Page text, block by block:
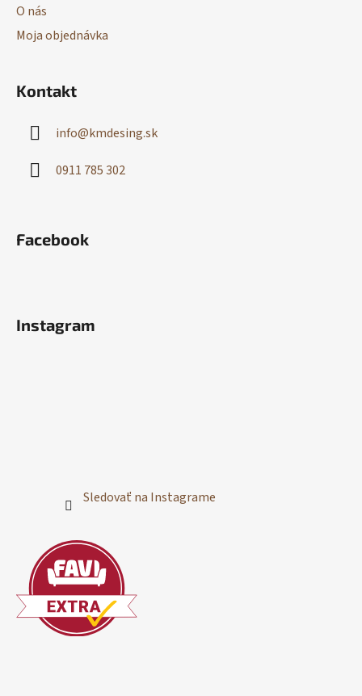
O nás
Moja objednávka
Kontakt
info@kmdesing.sk
0911 785 302
Facebook
Instagram
Sledovať na Instagrame